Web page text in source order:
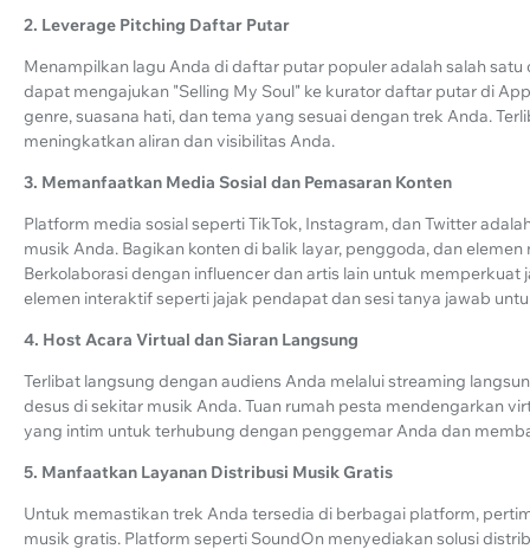
2. Leverage Pitching Daftar Putar
Menampilkan lagu Anda di daftar putar populer adalah salah
dapat mengajukan "Selling My Soul" ke kurator daftar putar di
genre, suasana hati, dan tema yang sesuai dengan trek Anda.
meningkatkan aliran dan visibilitas Anda.
3. Memanfaatkan Media Sosial dan Pemasaran Konten
Platform media sosial seperti TikTok, Instagram, dan Twitter
musik Anda. Bagikan konten di balik layar, penggoda, dan
Berkolaborasi dengan influencer dan artis lain untuk
elemen interaktif seperti jajak pendapat dan sesi tanya jawab
4. Host Acara Virtual dan Siaran Langsung
Terlibat langsung dengan audiens Anda melalui streaming
desus di sekitar musik Anda. Tuan rumah pesta mendengarkan
yang intim untuk terhubung dengan penggemar Anda dan
5. Manfaatkan Layanan Distribusi Musik Gratis
Untuk memastikan trek Anda tersedia di berbagai platform,
musik gratis. Platform seperti SoundOn menyediakan solusi